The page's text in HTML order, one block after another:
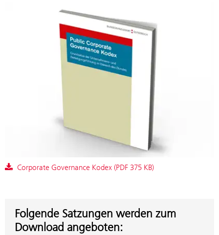
Corporate Governance Kodex (PDF 375 KB)
Folgende Satzungen werden zum
Download angeboten: